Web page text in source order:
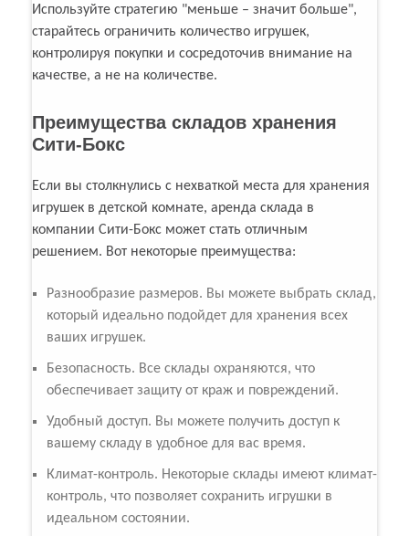
Используйте стратегию "меньше – значит больше",
старайтесь ограничить количество игрушек,
контролируя покупки и сосредоточив внимание на
качестве, а не на количестве.
Преимущества складов хранения
Сити-Бокс
Если вы столкнулись с нехваткой места для хранения
игрушек в детской комнате, аренда склада в
компании Сити-Бокс может стать отличным
решением. Вот некоторые преимущества:
Разнообразие размеров. Вы можете выбрать склад,
который идеально подойдет для хранения всех
ваших игрушек.
Безопасность. Все склады охраняются, что
обеспечивает защиту от краж и повреждений.
Удобный доступ. Вы можете получить доступ к
вашему складу в удобное для вас время.
Климат-контроль. Некоторые склады имеют климат-
контроль, что позволяет сохранить игрушки в
идеальном состоянии.